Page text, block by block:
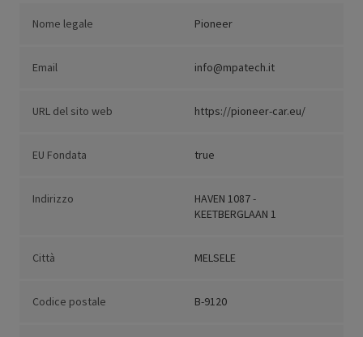
Nome legale Pioneer
Email info@mpatech.it
URL del sito web https://pioneer-car.eu/
EU Fondata true
Indirizzo
HAVEN 1087 -
KEETBERGLAAN 1
Città MELSELE
Codice postale B-9120